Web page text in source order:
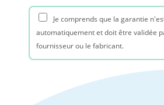
Je comprends que la garantie
automatiquement et doit être validée
fournisseur ou le fabricant.
Je comprends qu'un diagnostic,
intervention pourra être facturé si la